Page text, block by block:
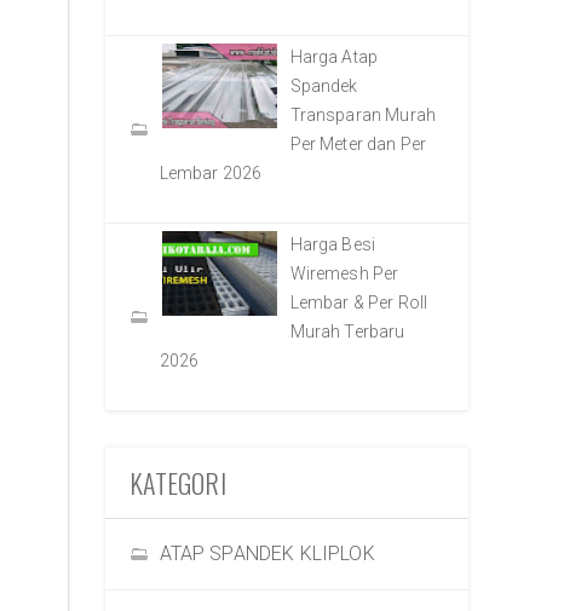
Harga Atap
Spandek
Transparan Murah
Per Meter dan Per
Lembar 2026
Harga Besi
Wiremesh Per
Lembar & Per Roll
Murah Terbaru
2026
KATEGORI
ATAP SPANDEK KLIPLOK